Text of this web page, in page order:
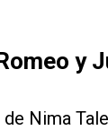
y
Nima